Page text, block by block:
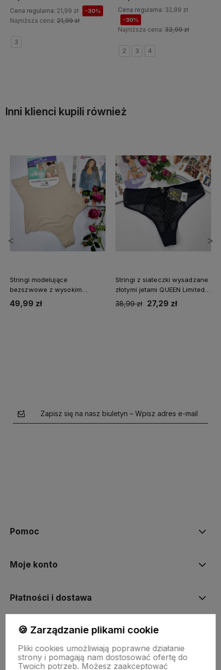
Cena regularna: 21,99 zł -30%
Najniższa cena: 21,99 zł
3
Cena regularna: 32,99 zł
-30%
Najniższa cena: 32,99 zł
2 3 4
Inni klienci kupili również
<
Stringi modelujące
bezszwowe z wysokim
stanem Blue Rose cielisty
49,99 zł
Stringi z siateczki wysadzane
złotymi jetami QUEEN Limited
Edition czarny
38,99 zł 27,29 zł
>
Zapisz się na nasz biuletyn – Wpisz adres e-mail
Pomoc
Moje konto
Płatności i dostawa
Informacje
O nas
🍪 Zarządzanie plikami cookie
Pliki cookies umożliwiają poprawne działanie
strony i pomagają nam dostosować ofertę do
Twoich potrzeb. Możesz zaakceptować